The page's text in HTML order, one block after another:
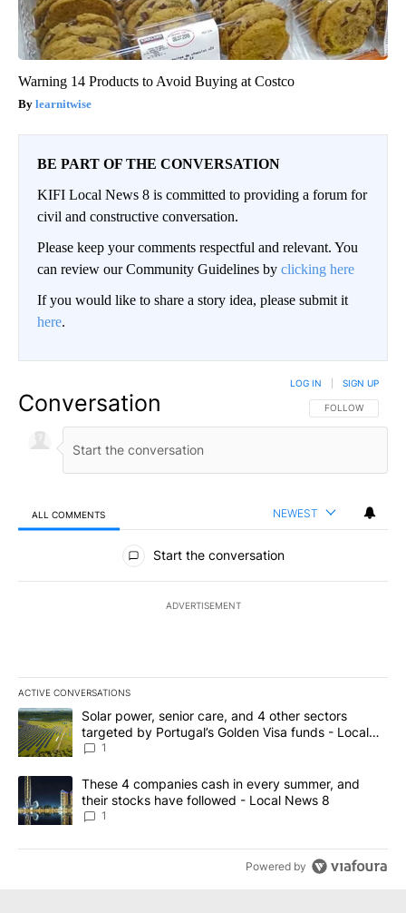
Warning 14 Products to Avoid Buying at Costco
learnitwise
BE PART OF THE CONVERSATION
KIFI Local News 8 is committed to providing a forum for
civil and constructive conversation.
Please keep your comments respectful and relevant. You
can review our Community Guidelines by clicking here
If you would like to share a story idea, please submit it
here.
Conversation FOLLOW THIS
FOLLOW
LOG IN SIGN UP
ALL COMMENTS NEWEST
All Comments
Start the conversation
ADVERTISEMENT
ACTIVE CONVERSATIONS
The following is a list of the most commented articles in the last
A trending article titled "Solar power, senior care, and 4 other
Solar power, senior care, and 4 other sectors
targeted by Portugal’s Golden Visa funds - Local
News 8
1
A trending article titled "These 4 companies cash in every
These 4 companies cash in every summer, and
their stocks have followed - Local News 8
1
Powered by